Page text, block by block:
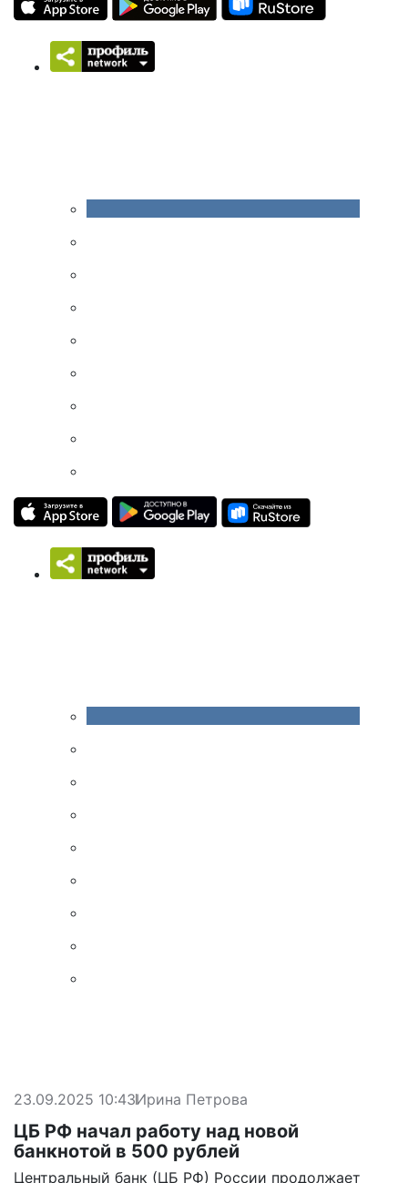
23.09.2025 10:43Ирина Петрова
ЦБ РФ начал работу над новой
банкнотой в 500 рублей
Центральный банк (ЦБ РФ) России продолжает